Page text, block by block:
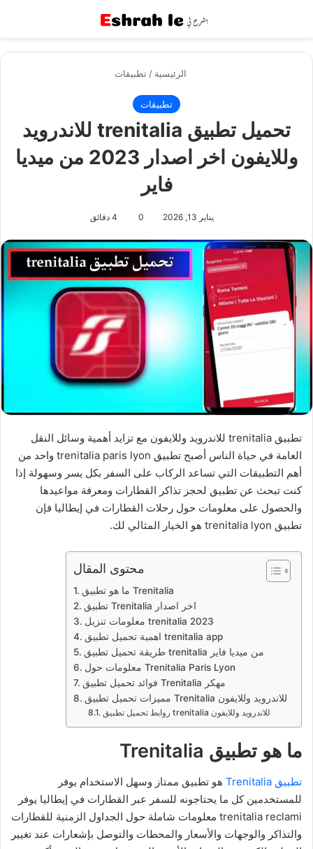
الرئيسية / تطبيقات
تطبيقات
تحميل تطبيق trenitalia للاندرويد
وللايفون اخر اصدار 2023 من ميديا
فاير
يناير 13, 2026 0
تطبيق trenitalia للاندرويد وللايفون مع تزايد أهمية وسائل النقل
العامة في حياة الناس أصبح تطبيق trenitalia paris lyon واحد من
أهم التطبيقات التي تساعد الركاب على السفر بكل يسر وسهولة إذا
كنت تبحث عن تطبيق لحجز تذاكر القطارات ومعرفة مواعيدها
والحصول على معلومات حول رحلات القطارات في إيطاليا فإن
تطبيق trenitalia lyon هو الخيار المثالي لك.
محتوى المقال
ما هو تطبيق Trenitalia
تطبيق Trenitalia اخر اصدار
معلومات تنزيل trenitalia 2023
اهمية تحميل تطبيق trenitalia app
طريقة تحميل تطبيق trenitalia من ميديا فاير
معلومات حول Trenitalia Paris Lyon
فوائد تحميل تطبيق Trenitalia مهكر
مميزات تحميل تطبيق Trenitalia للاندرويد وللايفون
روابط تحميل تطبيق trenitalia للاندرويد وللايفون
ما هو تطبيق Trenitalia
تطبيق Trenitalia
هو تطبيق ممتاز وسهل الاستخدام يوفر
للمستخدمين كل ما يحتاجونه للسفر عبر القطارات في إيطاليا يوفر
trenitalia reclami معلومات شاملة حول الجداول الزمنية للقطارات
والتذاكر والوجهات والأسعار والمحطات والتوصل بإشعارات عند تغيير